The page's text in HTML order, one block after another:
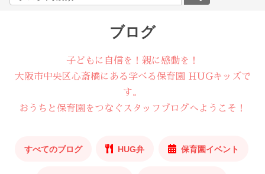
ブログ
子どもに自信を！親に感動を！
大阪市中央区心斎橋にある学べる保育園 HUGキッズで
す。
おうちと保育園をつなぐスタッフブログへようこそ！
すべてのブログ HUG弁 保育園イベント